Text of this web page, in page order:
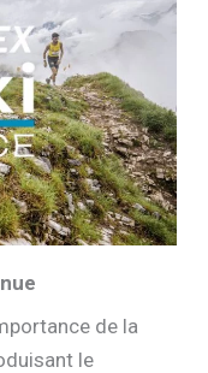
de la
le